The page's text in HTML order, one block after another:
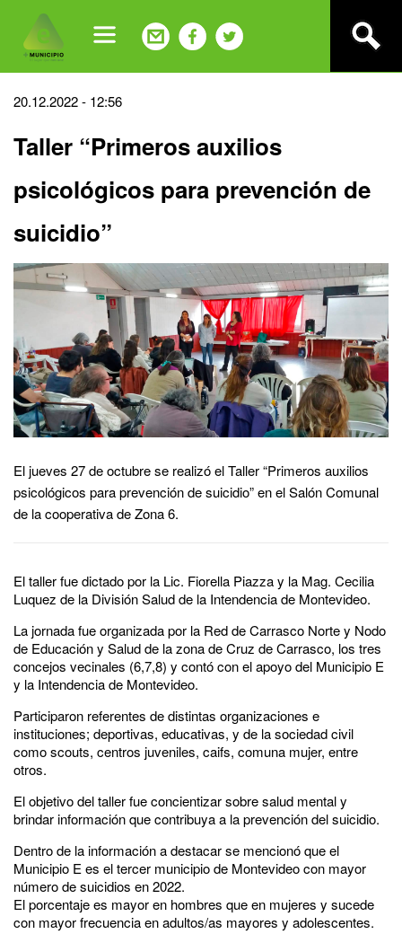
navigation
Back
top
20.12.2022 - 12:56
Taller “Primeros auxilios
psicológicos para prevención de
suicidio”
El jueves 27 de octubre se realizó el Taller “Primeros auxilios
psicológicos para prevención de suicidio” en el Salón Comunal
de la cooperativa de Zona 6.
El taller fue dictado por la Lic. Fiorella Piazza y la Mag. Cecilia
Luquez de la División Salud de la Intendencia de Montevideo.
La jornada fue organizada por la Red de Carrasco Norte y Nodo
de Educación y Salud de la zona de Cruz de Carrasco, los tres
concejos vecinales (6,7,8) y contó con el apoyo del Municipio E
y la Intendencia de Montevideo.
Participaron referentes de distintas organizaciones e
instituciones; deportivas, educativas, y de la sociedad civil
como scouts, centros juveniles, caifs, comuna mujer, entre
otros.
El objetivo del taller fue concientizar sobre salud mental y
brindar información que contribuya a la prevención del suicidio.
Dentro de la información a destacar se mencionó que el
Municipio E es el tercer municipio de Montevideo con mayor
número de suicidios en 2022.
El porcentaje es mayor en hombres que en mujeres y sucede
con mayor frecuencia en adultos/as mayores y adolescentes.